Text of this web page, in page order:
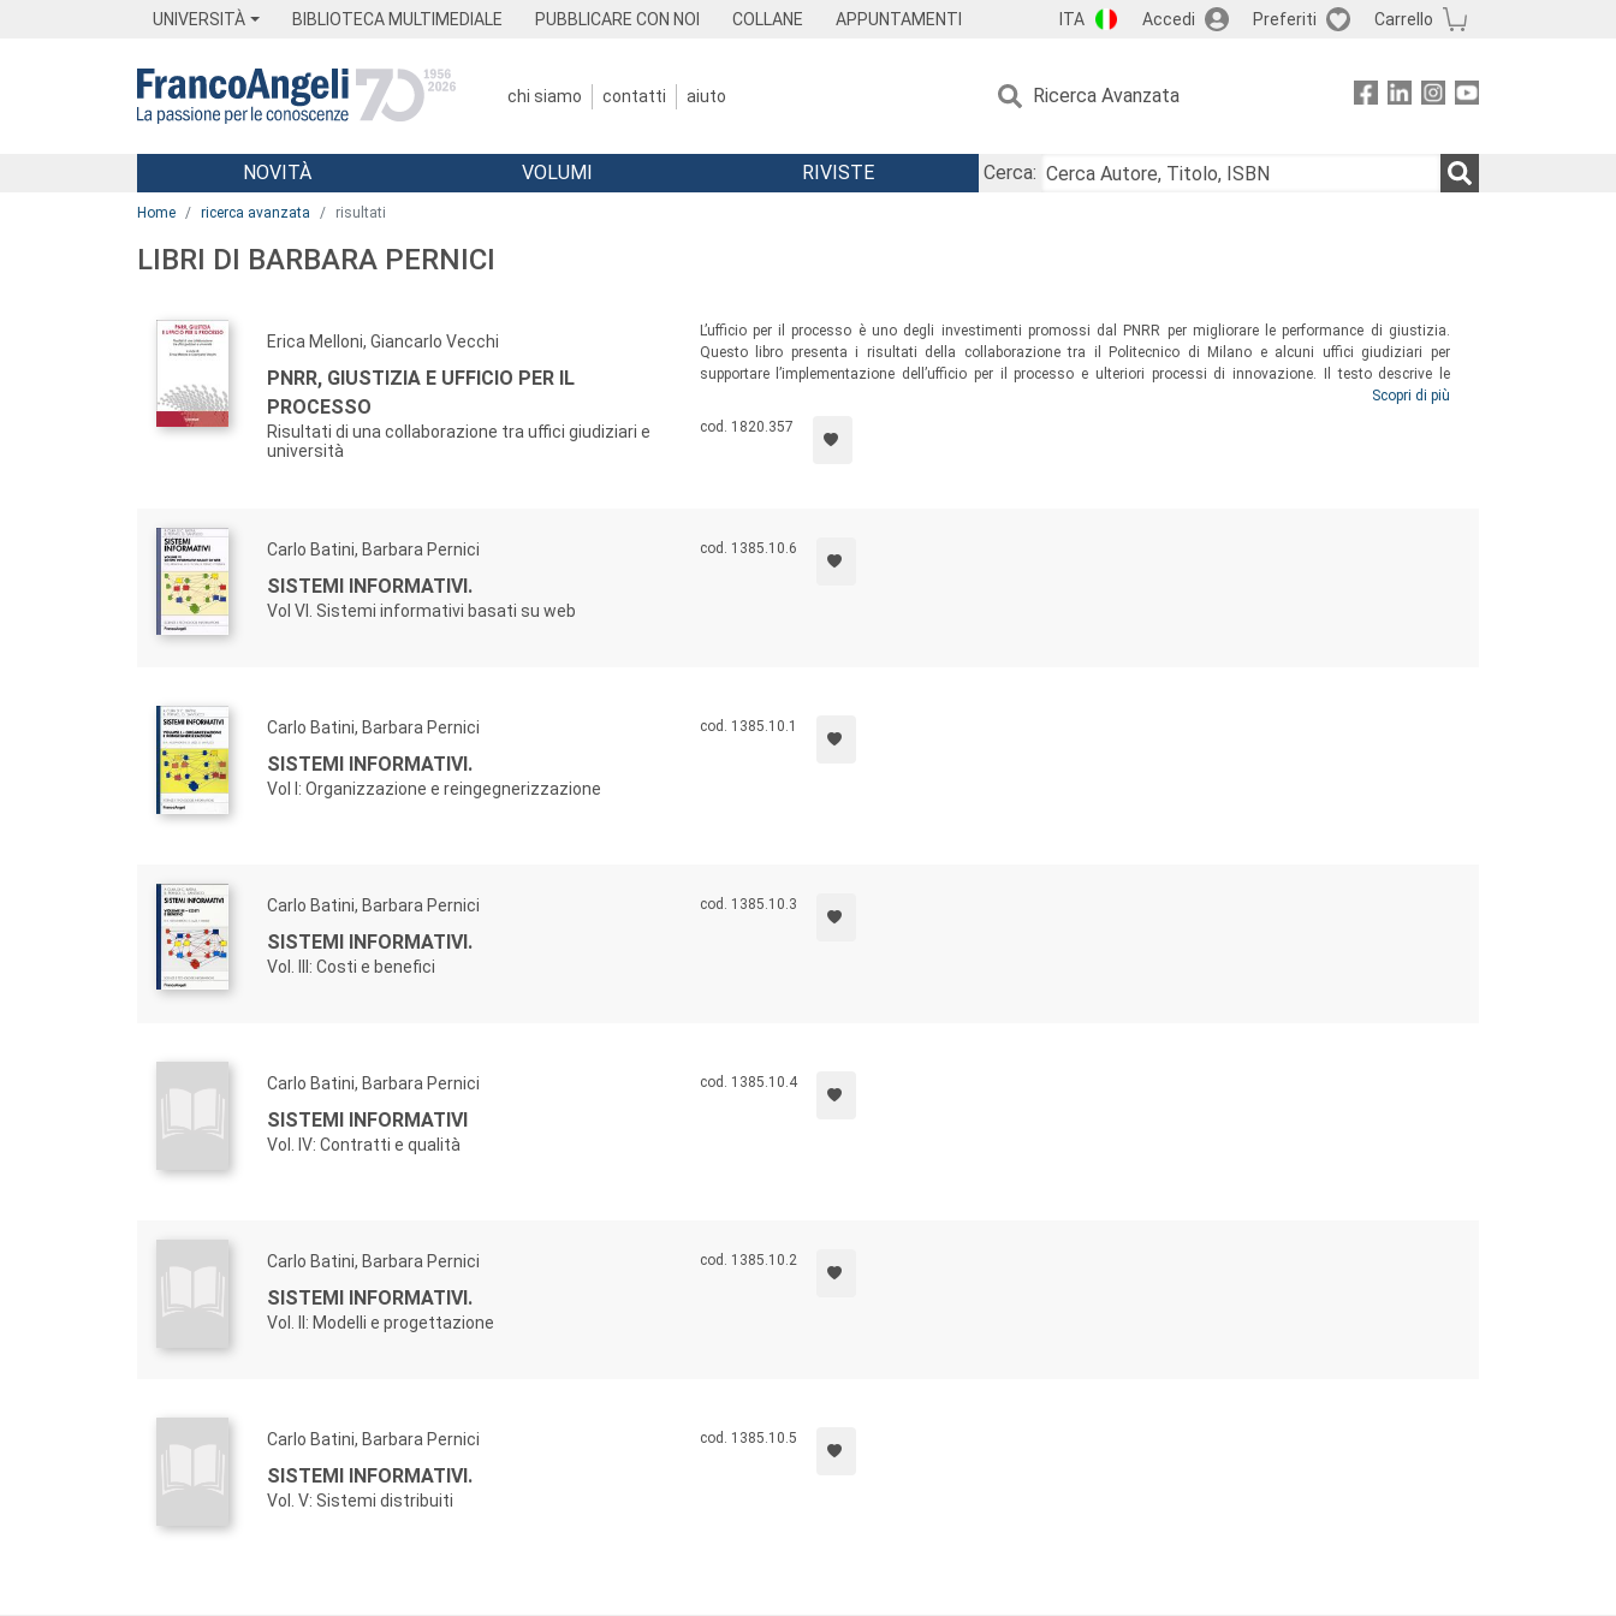
UNIVERSITÀ BIBLIOTECA MULTIMEDIALE PUBBLICARE CON NOI COLLANE APPUNTAMENTI ITA Accedi Preferiti Carrello
chi siamo contatti aiuto Ricerca Avanzata
Menu
NOVITÀ VOLUMI RIVISTE
Cerca:
Home ricerca avanzata risultati
LIBRI DI BARBARA PERNICI
Erica Melloni, Giancarlo Vecchi
PNRR, GIUSTIZIA E UFFICIO PER IL
PROCESSO
Risultati di una collaborazione tra uffici giudiziari e
università
L’ufficio per il processo è uno degli investimenti promossi dal PNRR per migliorare le performance di giustizia.
Questo libro presenta i risultati della collaborazione tra il Politecnico di Milano e alcuni uffici giudiziari per
supportare l’implementazione dell’ufficio per il processo e ulteriori processi di innovazione. Il testo descrive le
ragioni e le caratteristiche delle soluzioni adottate, i risultati ottenuti finora e le sfide ancora da affrontare per
raggiungere gli obiettivi auspicati in questo cruciale settore per il Paese.
Scopri di più
cod. 1820.357
Carlo Batini, Barbara Pernici
SISTEMI INFORMATIVI.
Vol VI. Sistemi informativi basati su web
cod. 1385.10.6
Carlo Batini, Barbara Pernici
SISTEMI INFORMATIVI.
Vol I: Organizzazione e reingegnerizzazione
cod. 1385.10.1
Carlo Batini, Barbara Pernici
SISTEMI INFORMATIVI.
Vol. III: Costi e benefici
cod. 1385.10.3
Carlo Batini, Barbara Pernici
SISTEMI INFORMATIVI
Vol. IV: Contratti e qualità
cod. 1385.10.4
Carlo Batini, Barbara Pernici
SISTEMI INFORMATIVI.
Vol. II: Modelli e progettazione
cod. 1385.10.2
Carlo Batini, Barbara Pernici
SISTEMI INFORMATIVI.
Vol. V: Sistemi distribuiti
cod. 1385.10.5